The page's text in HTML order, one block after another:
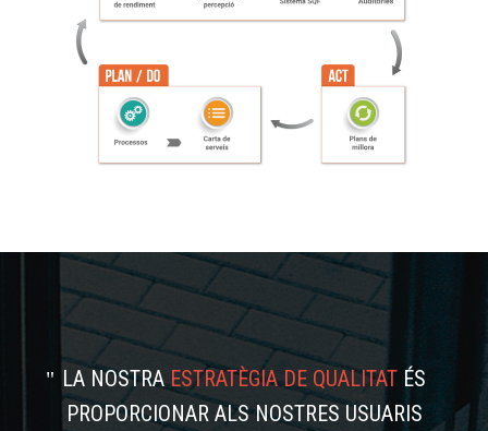
LA NOSTRAESTRATÈGIA DE QUALITAT ÉS
PROPORCIONAR ALS NOSTRES USUARIS